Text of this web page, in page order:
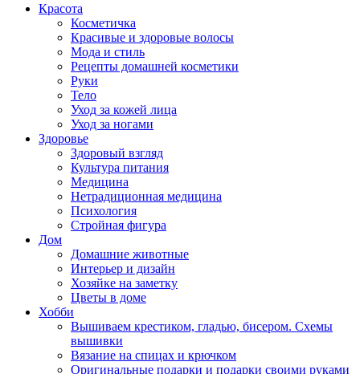
Красота
Косметичка
Красивые и здоровые волосы
Мода и стиль
Рецепты домашней косметики
Руки
Тело
Уход за кожей лица
Уход за ногами
Здоровье
Здоровый взгляд
Культура питания
Медицина
Нетрадиционная медицина
Психология
Стройная фигура
Дом
Домашние животные
Интерьер и дизайн
Хозяйке на заметку
Цветы в доме
Хобби
Вышиваем крестиком, гладью, бисером. Схемы
вышивки
Вязание на спицах и крючком
Оригинальные подарки и подарки своими руками